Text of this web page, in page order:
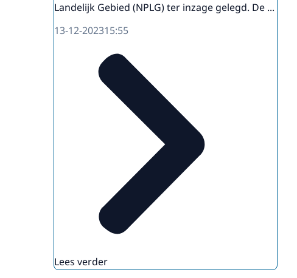
Landelijk Gebied (NPLG) ter inzage gelegd. De ...
13-12-202315:55
Lees verder